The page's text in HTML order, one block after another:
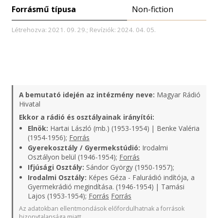
Forrásmű típusa Non-fiction
Létrehozva: 2021. 09. 29.; Revíziók: 2024. 04. 05.
A bemutató idején az intézmény neve: Magyar Rádió
Hivatal
Ekkor a rádió és osztályainak irányítói:
Elnök: Hartai László (mb.) (1953-1954) | Benke Valéria
(1954-1956); Forrás
Gyerekosztály / Gyermekstúdió: Irodalmi
Osztályon belül (1946-1954); Forrás
Ifjúsági Osztály: Sándor György (1950-1957);
Irodalmi Osztály: Képes Géza - Falurádió indítója, a
Gyermekrádió megindítása. (1946-1954) | Tamási
Lajos (1953-1954); Forrás Forrás
Az adatokban ellentmondások előfordulhatnak a források